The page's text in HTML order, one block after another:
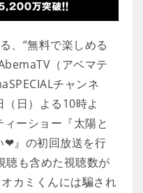
、“無料で楽しめる
（アベマテ
チャンネ
日）よる10時よ
ーショー『太陽と
❤』の初回放送を行
聴も含めた視聴数が
カミくんには騙され